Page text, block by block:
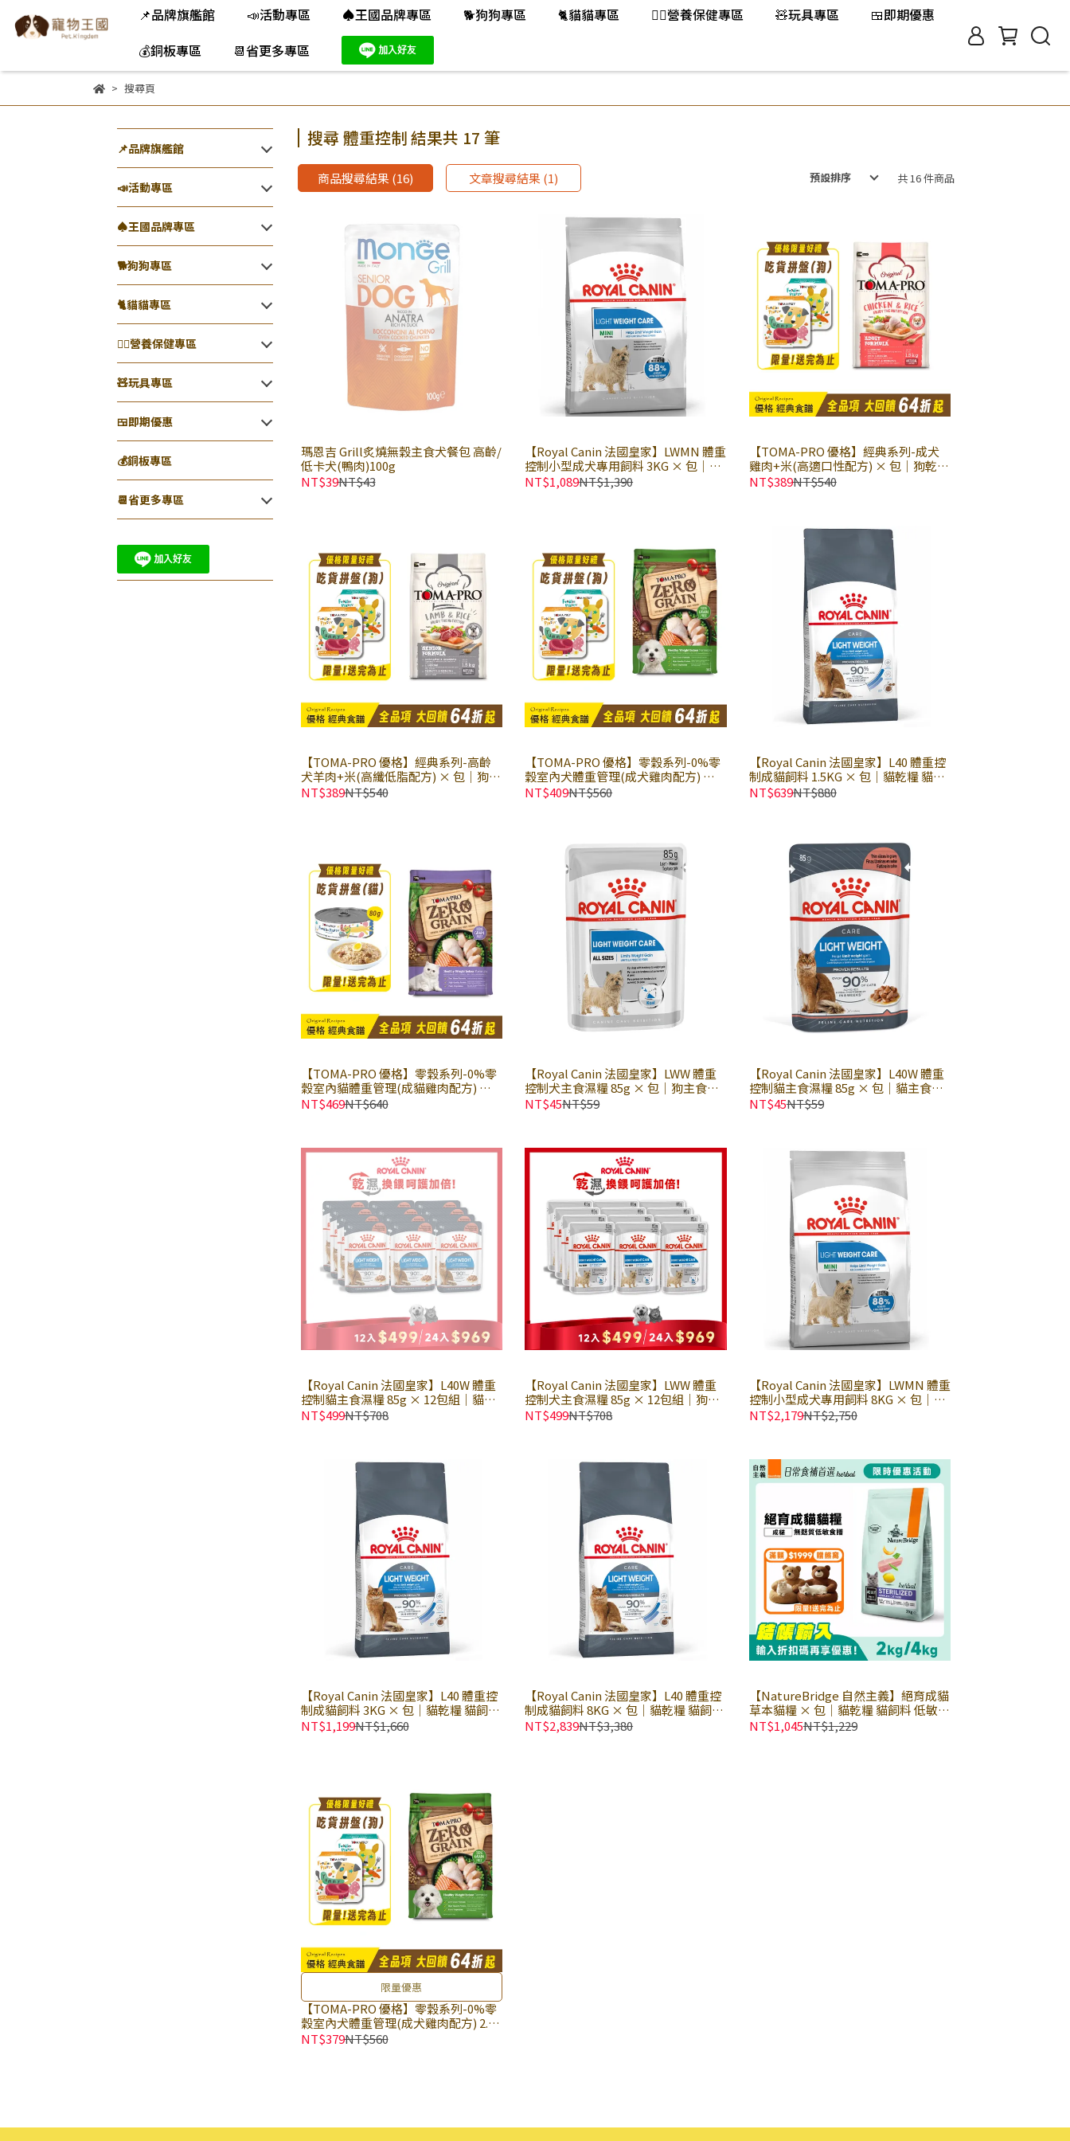
📌品牌旗艦館 📣活動專區 ♠王國品牌專區 🐕️狗狗專區 🐈️貓貓專區 👨‍⚕️營養保健專區 🧸玩具專區
🍱即期優惠
💰銅板專區
📆省更多專區
搜尋頁
📌品牌旗艦館
📣活動專區
♠王國品牌專區
🐕️狗狗專區
🐈️貓貓專區
👨‍⚕️營養保健專區
🧸玩具專區
🍱即期優惠
💰銅板專區
📆省更多專區
搜尋 體重控制 結果共 17 筆
商品搜尋結果 (16) 文章搜尋結果 (1) 預設排序 共 16 件商品
瑪恩吉 Grill炙燒無穀主食犬餐包 高齡/
低卡犬(鴨肉)100g
NT$39NT$43
【Royal Canin 法國皇家】LWMN 體重
控制小型成犬專用飼料 3KG × 包｜小
顆粒 狗乾糧 狗飼料 皇家狗飼料
NT$1,089NT$1,390
【TOMA-PRO 優格】經典系列-成犬
雞肉+米(高適口性配方) × 包｜狗乾糧
狗飼料 優格經典寵物食譜
NT$389NT$540
【TOMA-PRO 優格】經典系列-高齡
犬羊肉+米(高纖低脂配方) × 包｜狗乾
糧 狗飼料 熟齡 老犬飼料 優格經典寵物
NT$389NT$540
【TOMA-PRO 優格】零穀系列-0%零
穀室內犬體重管理(成犬雞肉配方) ×
包｜小顆粒 狗乾糧 狗飼料 無穀飼料 優
NT$409NT$560
【Royal Canin 法國皇家】L40 體重控
制成貓飼料 1.5KG × 包｜貓乾糧 貓飼
料 皇家貓飼料
NT$639NT$880
【TOMA-PRO 優格】零穀系列-0%零
穀室內貓體重管理(成貓雞肉配方) ×
包｜貓乾糧 貓飼料 無穀飼料 優格天然
NT$469NT$640
【Royal Canin 法國皇家】LWW 體重
控制犬主食濕糧 85g × 包｜狗主食餐
包 狗主食罐 理想體態 皇家犬濕糧｜歐
NT$45NT$59
【Royal Canin 法國皇家】L40W 體重
控制貓主食濕糧 85g × 包｜貓主食餐
包 貓主食罐 皇家貓濕糧｜歐洲進口
NT$45NT$59
【Royal Canin 法國皇家】L40W 體重
控制貓主食濕糧 85g × 12包組｜貓主
食餐包 貓主食罐 皇家貓濕糧｜歐洲進
NT$499NT$708
【Royal Canin 法國皇家】LWW 體重
控制犬主食濕糧 85g × 12包組｜狗主
食餐包 狗主食罐 理想體態 皇家犬濕糧
｜歐洲進口
NT$499NT$708
【Royal Canin 法國皇家】LWMN 體重
控制小型成犬專用飼料 8KG × 包｜小
顆粒 狗乾糧 狗飼料 皇家狗飼料｜
NT$2,179NT$2,750
【Royal Canin 法國皇家】L40 體重控
制成貓飼料 3KG × 包｜貓乾糧 貓飼料
皇家貓飼料
NT$1,199NT$1,660
【Royal Canin 法國皇家】L40 體重控
制成貓飼料 8KG × 包｜貓乾糧 貓飼料
皇家貓飼料
NT$2,839NT$3,380
【NatureBridge 自然主義】絕育成貓
草本貓糧 × 包｜貓乾糧 貓飼料 低敏飼
料 有穀飼料 無麩質 成貓配方 體重控制
NT$1,045NT$1,229
限量優惠
【TOMA-PRO 優格】零穀系列-0%零
穀室內犬體重管理(成犬雞肉配方) 2.5
磅/1.13kg × 包｜(廠效期20261028)
NT$379NT$560